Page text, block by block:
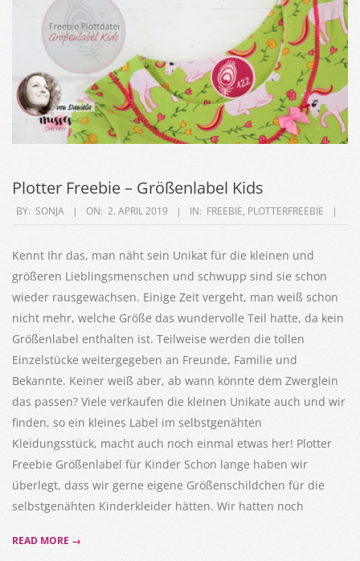
Plotter Freebie – Größenlabel Kids
2019-
02
BY: SONJA ON: 2. APRIL 2019 IN: FREEBIE, PLOTTERFREEBIE
Kennt Ihr das, man näht sein Unikat für die kleinen und
größeren Lieblingsmenschen und schwupp sind sie schon
wieder rausgewachsen. Einige Zeit vergeht, man weiß schon
nicht mehr, welche Größe das wundervolle Teil hatte, da kein
Größenlabel enthalten ist. Teilweise werden die tollen
Einzelstücke weitergegeben an Freunde, Familie und
Bekannte. Keiner weiß aber, ab wann könnte dem Zwerglein
das passen? Viele verkaufen die kleinen Unikate auch und wir
finden, so ein kleines Label im selbstgenähten
Kleidungsstück, macht auch noch einmal etwas her! Plotter
Freebie Größenlabel für Kinder Schon lange haben wir
überlegt, dass wir gerne eigene Größenschildchen für die
selbstgenähten Kinderkleider hätten. Wir hatten noch
READ MORE →